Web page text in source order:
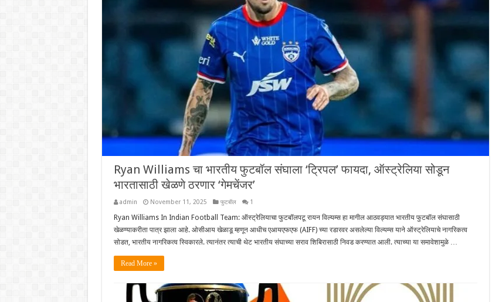
Ryan Williams चा भारतीय फुटबॉल संघाला ‘ट्रिपल’ फायदा, ऑस्ट्रेलिया सोडून
भारतासाठी खेळणे ठरणार ‘गेमचेंजर’
admin November 11, 2025 फुटबॅाल 1
Ryan Williams In Indian Football Team: ऑस्ट्रेलियाचा फुटबॉलपटू रायन विल्यम्स हा मागील आठवड्यात भारतीय फुटबॉल संघासाठी
खेळण्याकरीता पात्र झाला आहे. ओसीआय खेळाडू म्हणून आधीच एआयएफएफ (AIFF) च्या रडारवर असलेल्या विल्यम्स याने ऑस्ट्रेलियाचे नागरिकत्व
सोडत, भारतीय नागरिकत्व स्विकारले. त्यानंतर त्याची थेट भारतीय संघाच्या सराव शिबिरासाठी निवड करण्यात आली. त्याच्या या समावेशामुळे …
Read More »